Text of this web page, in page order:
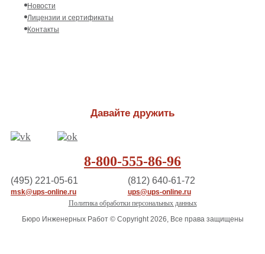
Новости
Лицензии и сертификаты
Контакты
Давайте дружить
8-800-555-86-96
(495) 221-05-61
msk@ups-online.ru
(812) 640-61-72
ups@ups-online.ru
Политика обработки персональных данных
Бюро Инженерных Работ © Copyright 2026, Все права защищены